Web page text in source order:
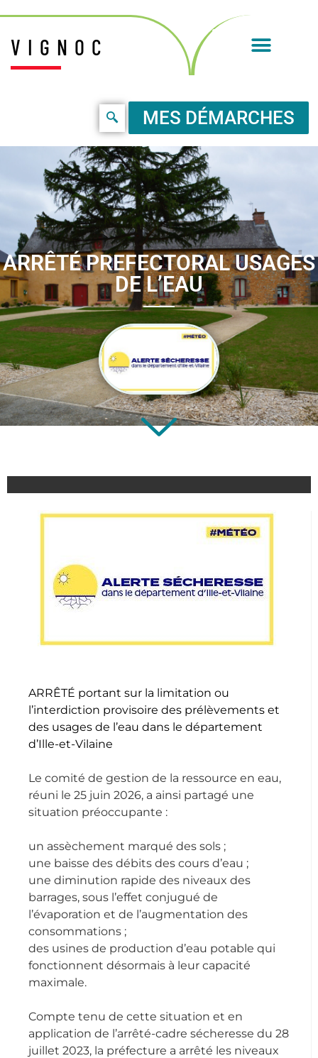
VIGNOC
MES DÉMARCHES
ARRÊTÉ PREFECTORAL USAGES
DE L’EAU
ARRÊTÉ portant sur la limitation ou
l’interdiction provisoire des prélèvements et
des usages de l’eau dans le département
d’Ille-et-Vilaine
Le comité de gestion de la ressource en eau,
réuni le 25 juin 2026, a ainsi partagé une
situation préoccupante :
un assèchement marqué des sols ;
une baisse des débits des cours d’eau ;
une diminution rapide des niveaux des
barrages, sous l’effet conjugué de
l’évaporation et de l’augmentation des
consommations ;
des usines de production d’eau potable qui
fonctionnent désormais à leur capacité
maximale.
Compte tenu de cette situation et en
application de l’arrêté-cadre sécheresse du 28
juillet 2023, la préfecture a arrêté les niveaux